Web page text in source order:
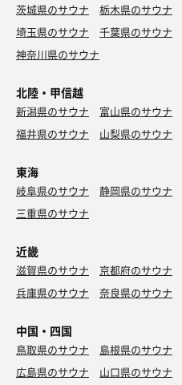
茨城県のサウナ 栃木県のサウナ
埼玉県のサウナ
千葉県のサウナ
神奈川県のサウナ
北陸・甲信越
新潟県のサウナ 富山県のサウナ
福井県のサウナ
山梨県のサウナ
東海
岐阜県のサウナ 静岡県のサウナ
三重県のサウナ
近畿
滋賀県のサウナ 京都府のサウナ
兵庫県のサウナ
奈良県のサウナ
中国・四国
鳥取県のサウナ 島根県のサウナ
広島県のサウナ
山口県のサウナ